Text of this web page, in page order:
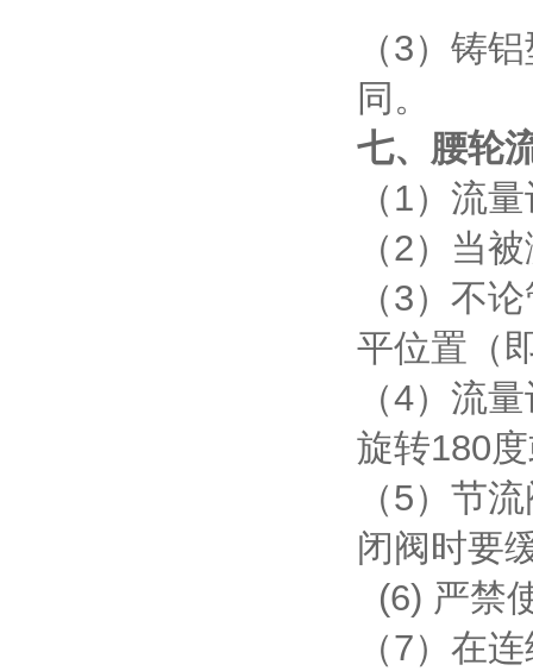
（3）铸
同。
七、腰轮
（1）流
（2）当
（3）不
平位置（
（4）流
旋转180
（5）节
闭阀时要
(6) 严禁
（7）在